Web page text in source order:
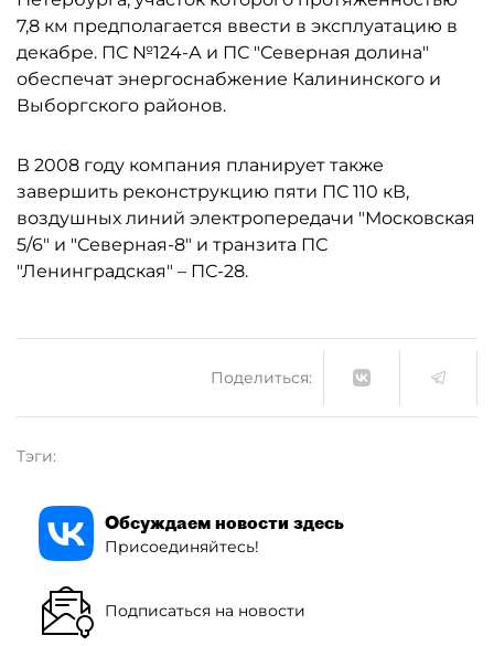
7,8 км предполагается ввести в эксплуатацию в
декабре. ПС №124-А и ПС "Северная долина"
обеспечат энергоснабжение Калининского и
Выборгского районов.
В 2008 году компания планирует также
завершить реконструкцию пяти ПС 110 кВ,
воздушных линий электропередачи "Московская
5/6" и "Северная-8" и транзита ПС
"Ленинградская" – ПС-28.
Поделиться:
Тэги:
Обсуждаем новости здесь
Присоединяйтесь!
Подписаться на новости